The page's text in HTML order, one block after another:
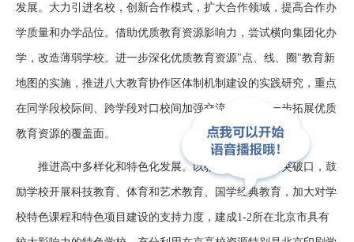
发展。大力引进名校，创新合作模式，扩大合作领域，提高合作办
学质量和办学品位。借助优质教育资源影响力，尝试横向集团化办
学，改造薄弱学校。进一步深化优质教育资源"点、线、圈"教育新
地图的实施，推进八大教育协作区体制机制建设的实践研究，重点
在同学段校际间、跨学段对口校间加强交流合作，进一步拓展优质
教育资源的覆盖面。
推进高中多样化和特色化发展。以教育教学改革为突破口，鼓
励学校开展科技教育、体育和艺术教育、国学经典教育，加大对学
校特色课程和特色项目建设的支持力度，建成1-2所在北京市具有